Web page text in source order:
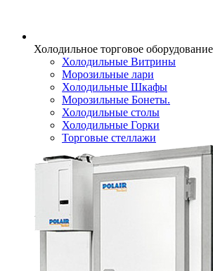
Холодильное торговое оборудование
Холодильные Витрины
Морозильные лари
Холодильные Шкафы
Морозильные Бонеты.
Холодильные столы
Холодильные Горки
Торговые стеллажи